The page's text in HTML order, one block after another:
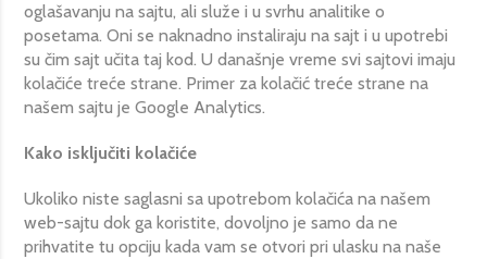
oglašavanju na sajtu, ali služe i u svrhu analitike o
posetama. Oni se naknadno instaliraju na sajt i u upotrebi
su čim sajt učita taj kod. U današnje vreme svi sajtovi imaju
kolačiće treće strane. Primer za kolačić treće strane na
našem sajtu je Google Analytics.
Kako isključiti kolačiće
Ukoliko niste saglasni sa upotrebom kolačića na našem
web-sajtu dok ga koristite, dovoljno je samo da ne
prihvatite tu opciju kada vam se otvori pri ulasku na naše